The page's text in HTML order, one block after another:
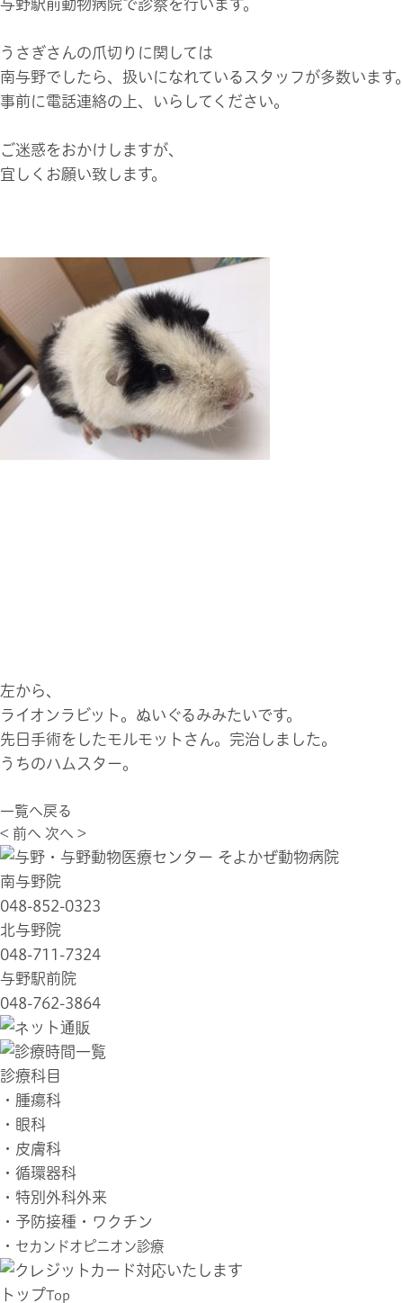
与野駅前動物病院で診察を行います。
うさぎさんの爪切りに関しては
南与野でしたら、扱いになれているスタッフが多数います
事前に電話連絡の上、いらしてください。
ご迷惑をおかけしますが、
宜しくお願い致します。
左から、
ライオンラビット。ぬいぐるみみたいです。
先日手術をしたモルモットさん。完治しました。
うちのハムスター。
一覧へ戻る
< 前へ 次へ >
南与野院
048-852-0323
北与野院
048-711-7324
与野駅前院
048-762-3864
診療科目
・ 腫瘍科
・ 眼科
・ 皮膚科
・ 循環器科
・ 特別外科外来
・ 予防接種・ワクチン
・ セカンドオピニオン診療
トップTop